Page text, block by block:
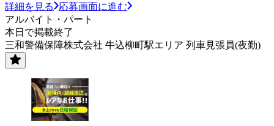
詳細を見る
応募画面に進む
アルバイト・パート
本日で掲載終了
三和警備保障株式会社 牛込柳町駅エリア 列車見張員(夜勤)